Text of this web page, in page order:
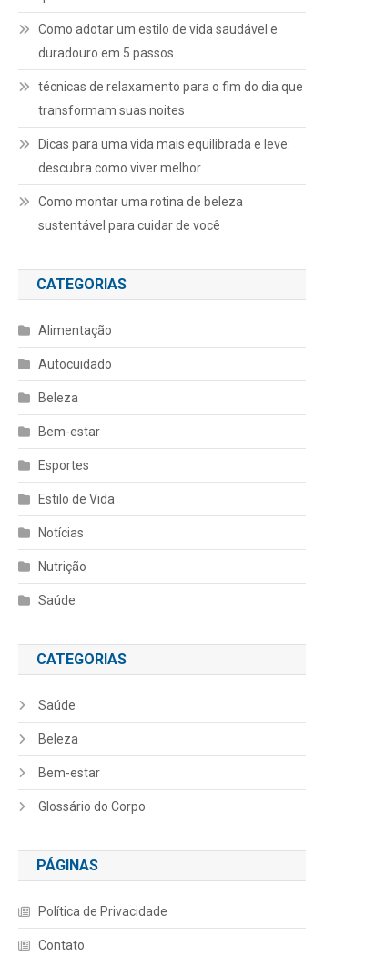
Como adotar um estilo de vida saudável e
duradouro em 5 passos
técnicas de relaxamento para o fim do dia que
transformam suas noites
Dicas para uma vida mais equilibrada e leve:
descubra como viver melhor
Como montar uma rotina de beleza
sustentável para cuidar de você
CATEGORIAS
Alimentação
Autocuidado
Beleza
Bem-estar
Esportes
Estilo de Vida
Notícias
Nutrição
Saúde
CATEGORIAS
Saúde
Beleza
Bem-estar
Glossário do Corpo
PÁGINAS
Política de Privacidade
Contato